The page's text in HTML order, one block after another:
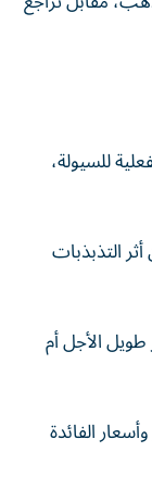
للسيولة،
التذبذبات
الأجل أم
الفائدة